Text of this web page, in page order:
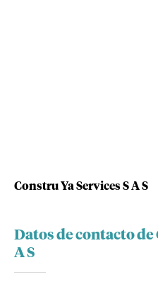
Constru Ya Services S A S
Datos de contacto de
A S